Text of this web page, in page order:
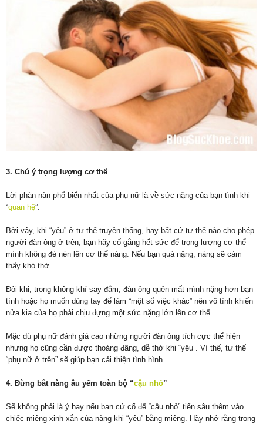
3. Chú ý trọng lượng cơ thể
Lời phàn nàn phổ biến nhất của phụ nữ là về sức nặng của bạn tình khi
“quan hệ”.
Bởi vậy, khi “yêu” ở tư thế truyền thống, hay bất cứ tư thế nào cho phép
người đàn ông ở trên, bạn hãy cố gắng hết sức để trọng lượng cơ thể
mình không đè nén lên cơ thể nàng. Nếu bạn quá nặng, nàng sẽ cảm
thấy khó thở.
Đôi khi, trong không khí say đắm, đàn ông quên mất mình nặng hơn bạn
tình hoặc họ muốn dùng tay để làm “một số việc khác” nên vô tình khiến
nửa kia của họ phải chịu đựng một sức nặng lớn lên cơ thể.
Mặc dù phụ nữ đánh giá cao những người đàn ông tích cực thể hiện
nhưng họ cũng cần được thoáng đãng, dễ thở khi “yêu”. Vì thế, tư thế
“phụ nữ ở trên” sẽ giúp bạn cải thiện tình hình.
4. Đừng bắt nàng âu yếm toàn bộ “cậu nhỏ”
Sẽ không phải là ý hay nếu bạn cứ cố để “cậu nhỏ” tiến sâu thêm vào
chiếc miệng xinh xắn của nàng khi “yêu” bằng miệng. Hãy nhớ rằng trong